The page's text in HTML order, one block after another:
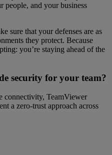
and your business
sure that your defenses are as
they protect. Because
you’re staying ahead of the
security for your team?
connectivity, TeamViewer
a zero-trust approach across